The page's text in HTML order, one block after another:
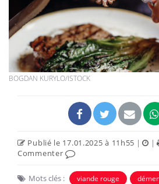
BOGDAN KURYLO/ISTOCK
Publié le 17.01.2025 à 11h55 | |
Commenter
Mots clés : viande rouge